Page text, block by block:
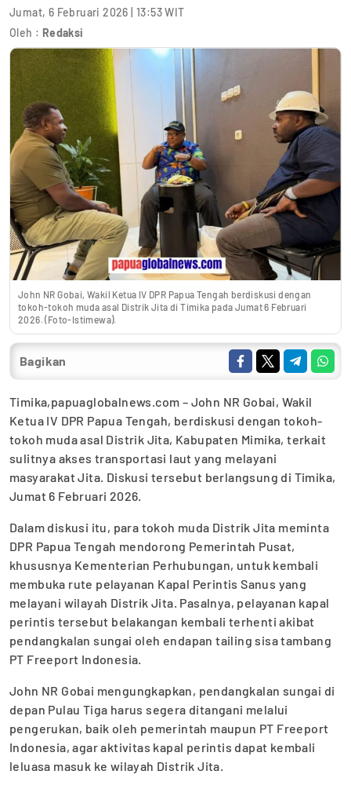
Jumat, 6 Februari 2026 | 13:53 WIT
Oleh : Redaksi
John NR Gobai, Wakil Ketua IV DPR Papua Tengah berdiskusi dengan
tokoh-tokoh muda asal Distrik Jita di Timika pada Jumat 6 Februari
2026. (Foto-Istimewa).
Bagikan
Timika,papuaglobalnews.com – John NR Gobai, Wakil
Ketua IV DPR Papua Tengah, berdiskusi dengan tokoh-
tokoh muda asal Distrik Jita, Kabupaten Mimika, terkait
sulitnya akses transportasi laut yang melayani
masyarakat Jita. Diskusi tersebut berlangsung di Timika,
Jumat 6 Februari 2026.
Dalam diskusi itu, para tokoh muda Distrik Jita meminta
DPR Papua Tengah mendorong Pemerintah Pusat,
khususnya Kementerian Perhubungan, untuk kembali
membuka rute pelayanan Kapal Perintis Sanus yang
melayani wilayah Distrik Jita. Pasalnya, pelayanan kapal
perintis tersebut belakangan kembali terhenti akibat
pendangkalan sungai oleh endapan tailing sisa tambang
PT Freeport Indonesia.
John NR Gobai mengungkapkan, pendangkalan sungai di
depan Pulau Tiga harus segera ditangani melalui
pengerukan, baik oleh pemerintah maupun PT Freeport
Indonesia, agar aktivitas kapal perintis dapat kembali
leluasa masuk ke wilayah Distrik Jita.